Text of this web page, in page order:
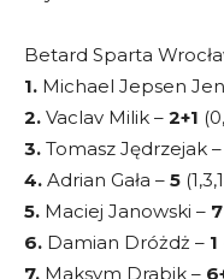
Betard Sparta
1. Michael Jepsen
2. Vaclav Milik – 2+1
3. Tomasz Jędrzejak –
4. Adrian Gała – 5
5. Maciej Janowski – 7
6. Damian Dróżdż – 1
7. Maksym Drabik –